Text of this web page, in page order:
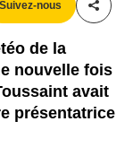
Suivez-nous
de la
nouvelle fois
avait
présentatrice